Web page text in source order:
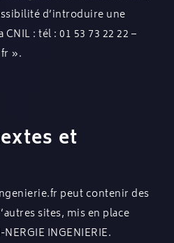
d’introduire une
: tél : 01 53 73 22 22 –
».
et
peut contenir des
sites, mis en place
INGENIERIE.